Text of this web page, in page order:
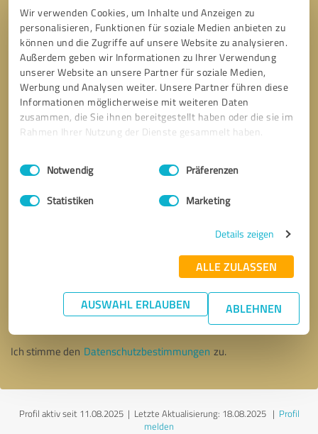
Wir verwenden Cookies, um Inhalte und Anzeigen zu
personalisieren, Funktionen für soziale Medien anbieten zu
können und die Zugriffe auf unsere Website zu analysieren.
Außerdem geben wir Informationen zu Ihrer Verwendung
unserer Website an unsere Partner für soziale Medien,
Werbung und Analysen weiter. Unsere Partner führen diese
Informationen möglicherweise mit weiteren Daten
zusammen, die Sie ihnen bereitgestellt haben oder die sie im
Rahmen Ihrer Nutzung der Dienste gesammelt haben.
Impressum Datenschutzbestimmungen
Einwilligungsauswahl
Notwendig Präferenzen
Statistiken Marketing
Details zeigen
ALLE ZULASSEN
AUSWAHL ERLAUBEN ABLEHNEN
* Erforderliche Angaben
Nachricht senden
Ich stimme den Datenschutzbestimmungen zu.
Profil aktiv seit 11.08.2025 | Letzte Aktualisierung: 18.08.2025| Profil
melden